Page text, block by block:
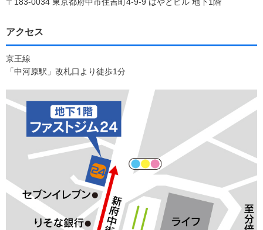
アクセス
京王線
「中河原駅」改札口より徒歩1分